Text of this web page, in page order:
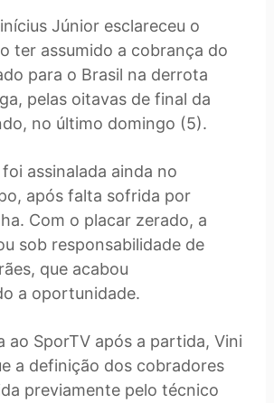
Júnior esclareceu o
ter assumido a cobrança do
para o Brasil na derrota
pelas oitavas de final da
no último domingo (5).
assinalada ainda no
após falta sofrida por
Com o placar zerado, a
sob responsabilidade de
que acabou
a oportunidade.
ao SporTV após a partida, Vini
a definição dos cobradores
previamente pelo técnico